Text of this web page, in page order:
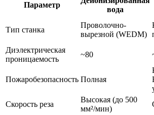
Параметр
вода
Тип станка
Проволочно-
вырезной (WEDM)
Диэлектрическая
проницаемость
~80
Пожаробезопасность Полная
Скорость реза
Высокая (до 500
мм²/мин)